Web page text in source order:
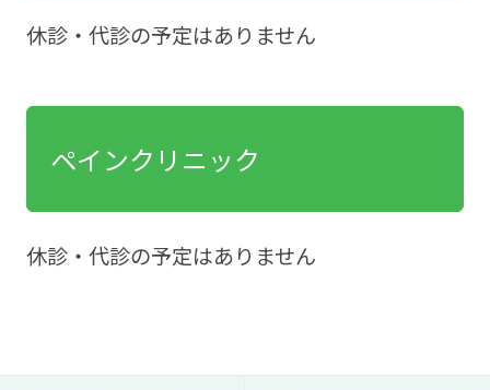
休診・代診の予定はありません
ペインクリニック
休診・代診の予定はありません